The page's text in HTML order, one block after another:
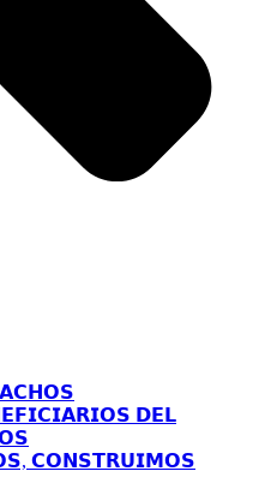
𝗗𝗘𝗟
𝗖𝗢𝗡𝗦𝗧𝗥𝗨𝗜𝗠𝗢𝗦